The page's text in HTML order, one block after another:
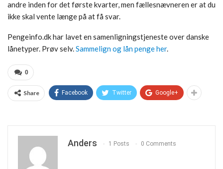
andre inden for det første kvarter, men fællesnævneren er at du
ikke skal vente længe på at få svar.
Pengeinfo.dk har lavet en samenligningstjeneste over danske
lånetyper. Prøv selv.Sammelign og lån penge her.
0
Share Facebook Twitter Google+
Anders 1 Posts 0 Comments